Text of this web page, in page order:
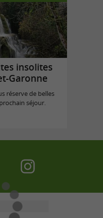
insolites
Garonne
réserve de belles
séjour.